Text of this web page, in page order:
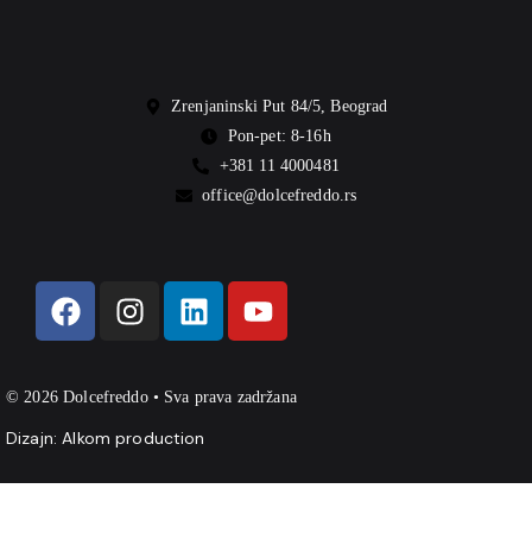
Zrenjaninski Put 84/5, Beograd
Pon-pet: 8-16h
+381 11 4000481
office@dolcefreddo.rs
© 2026 Dolcefreddo • Sva prava zadržana
Dizajn:Alkom production